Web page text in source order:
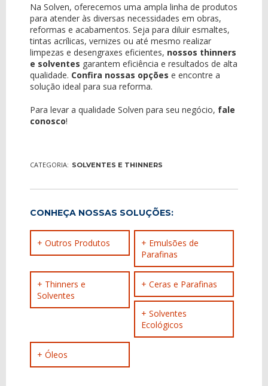
Na Solven, oferecemos uma ampla linha de produtos
para atender às diversas necessidades em obras,
reformas e acabamentos. Seja para diluir esmaltes,
tintas acrílicas, vernizes ou até mesmo realizar
limpezas e desengraxes eficientes, nossos thinners
e solventes garantem eficiência e resultados de alta
qualidade. Confira nossas opções e encontre a
solução ideal para sua reforma.
Para levar a qualidade Solven para seu negócio, fale
conosco!
CATEGORIA: SOLVENTES E THINNERS
CONHEÇA NOSSAS SOLUÇÕES:
+ Outros Produtos
+ Emulsões de
Parafinas
+ Thinners e
Solventes
+ Ceras e Parafinas
+ Solventes
Ecológicos
+ Óleos